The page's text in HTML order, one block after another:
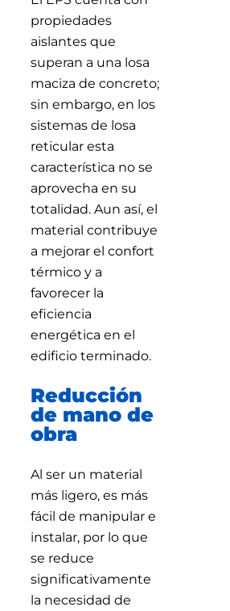
propiedades
aislantes que
superan a una losa
maciza de concreto;
sin embargo, en los
sistemas de losa
reticular esta
característica no se
aprovecha en su
totalidad. Aun así, el
material contribuye
a mejorar el confort
térmico y a
favorecer la
eficiencia
energética en el
edificio terminado.
Reducción
de mano de
obra
Al ser un material
más ligero, es más
fácil de manipular e
instalar, por lo que
se reduce
significativamente
la necesidad de